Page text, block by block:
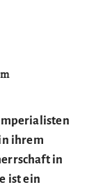
ihrem
in
ist ein